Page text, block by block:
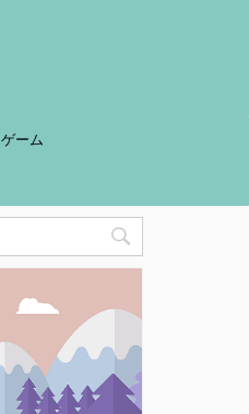
ゲーム